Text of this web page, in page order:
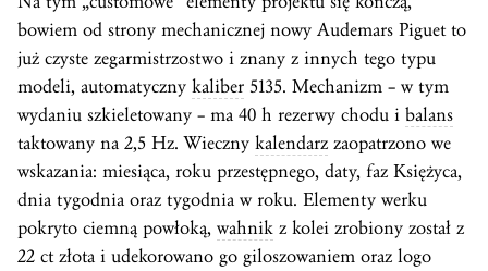
bowiem od strony mechanicznej nowy Audemars Piguet to
już czyste zegarmistrzostwo i znany z innych tego typu
modeli, automatyczny kaliber 5135. Mechanizm – w tym
wydaniu szkieletowany – ma 40 h rezerwy chodu i balans
taktowany na 2,5 Hz. Wieczny kalendarz zaopatrzono we
wskazania: miesiąca, roku przestępnego, daty, faz Księżyca,
dnia tygodnia oraz tygodnia w roku. Elementy werku
pokryto ciemną powłoką, wahnik z kolei zrobiony został z
22 ct złota i udekorowano go giloszowaniem oraz logo